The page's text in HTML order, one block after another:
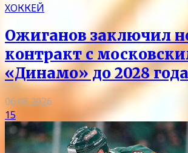
ХОККЕЙ
Ожиганов заключил
контракт с
«Динамо» до 2028 года
06.08.2026
15